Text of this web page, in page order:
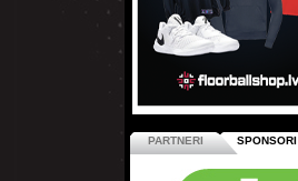
PARTNERI SPONSORI